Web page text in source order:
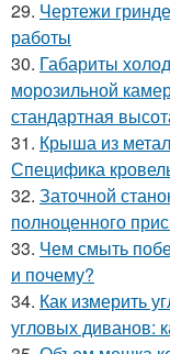
29. Чертежи
работы
30. Габариты
морозильной
стандартная
31. Крыша из
Специфика
32. Заточной
полноценного
33. Чем смыть
и почему?
34. Как измерить
угловых диванов: